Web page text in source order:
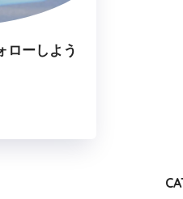
ローしよう